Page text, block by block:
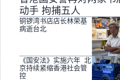
动手 拘捕五人
铜锣湾书店店长林荣基
病逝台北
《国安法》实施六年 北
京持续紧缩香港社会管
控